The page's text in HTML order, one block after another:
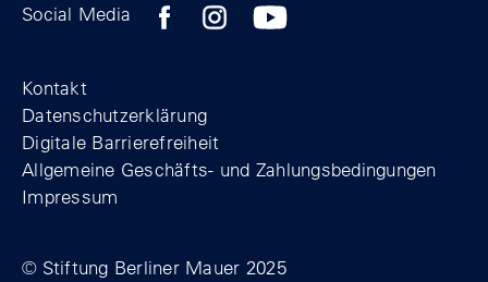
Social Media Zum Facebook-Profil der Stiftung
Zum Instagram-Profil der Stiftung
Zum YouTube-Kanal der
Kontakt
Datenschutzerklärung
Digitale Barrierefreiheit
Allgemeine Geschäfts- und Zahlungsbedingungen
Impressum
© Stiftung Berliner Mauer 2025